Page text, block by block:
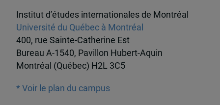
Institut d’études internationales de Montréal
Université du Québec à Montréal
400, rue Sainte-Catherine Est
Bureau A-1540, Pavillon Hubert-Aquin
Montréal (Québec) H2L 3C5
* Voir le plan du campus